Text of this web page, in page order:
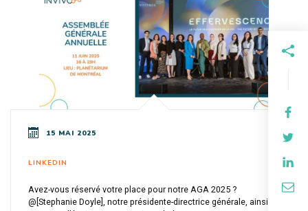
15 MAI 2025
LINKEDIN
Avez-vous réservé votre place pour notre AGA 2025 ?
@[Stephanie Doyle], notre présidente-directrice générale, ainsi